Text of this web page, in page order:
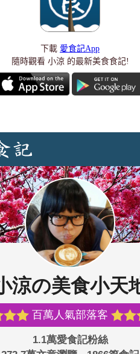
下載 愛食記App
隨時觀看 小涼 的最新美食食記!